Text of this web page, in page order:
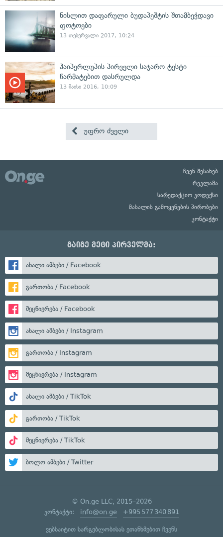
ნისლით დაფარული ბუდაპეშტის შთამბეჭდავი
ფოტოები
13 თებერვალი 2017, 10:24
ჰაიპერლუპის პირველი საჯარო ტესტი
წარმატებით დასრულდა
13 მაისი 2016, 10:09
უფრო ძველი
ჩვენ შესახებ
რეკლამა
სარედაქციო კოდექსი
მასალის გამოყენების პირობები
კონტაქტი
გაიგე მეტი პირველმა:
ახალი ამბები / Facebook
გართობა / Facebook
მეცნიერება / Facebook
ახალი ამბები / Instagram
გართობა / Instagram
მეცნიერება / Instagram
ახალი ამბები / TikTok
გართობა / TikTok
მეცნიერება / TikTok
ბოლო ამბები / Twitter
© On.ge LLC, 2015–2026
კონტაქტი: info@on.ge +995 577 340 891
ვებსაიტით სარგებლობისას ეთანხმებით ჩვენს